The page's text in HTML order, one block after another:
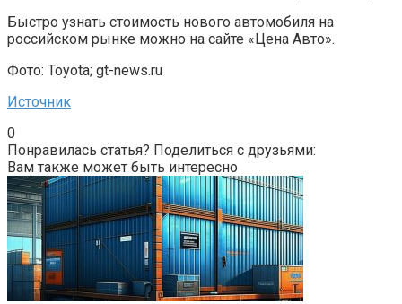
Быстро узнать стоимость нового автомобиля на
российском рынке можно на сайте «Цена Авто».
Фото: Toyota; gt-news.ru
Источник
0
Понравилась статья? Поделиться с друзьями:
Вам также может быть интересно